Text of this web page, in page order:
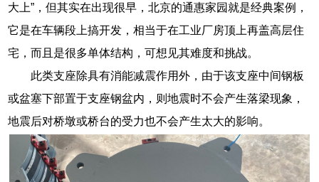
大上”，但其实在出现很早，北京的通惠家园就是经典案例，
它是在车辆段上搞开发，相当于在工业厂房顶上再盖高层住
宅，而且是很多单体结构，可想见其难度和挑战。
此类支座除具有消能减震作用外，由于该支座中间钢板
或盆塞下部置于支座钢盆内，则地震时不会产生落梁现象，
地震后对桥墩或桥台的受力也不会产生太大的影响。